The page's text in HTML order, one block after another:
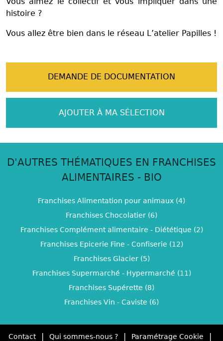
histoire ?
Vous allez être bien dans le réseau L’atelier Papilles !
DEMANDE DE DOCUMENTATION
AJOUTER À MA SÉLECTION
D'AUTRES THÉMATIQUES EN FRANCHISES
ALIMENTAIRES - BIO
Franchises Alimentation pour animaux (4)
Franchises Chocolatier (6)
Franchises Complément alimentaire - Diététique (2)
Franchises Epicerie Fine - Confiserie (12)
Franchises Glacier (5)
Franchises Supermarché - Hypermarché (11)
Franchises Supérette (8)
Franchises Vin - Caviste (6)
Contact | Qui sommes-nous ? | Paramétrage Cookie |